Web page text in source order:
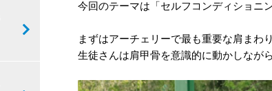
今回のテーマは「セルフコンディショニン
まずはアーチェリーで最も重要な肩まわ
生徒さんは肩甲骨を意識的に動かしなが